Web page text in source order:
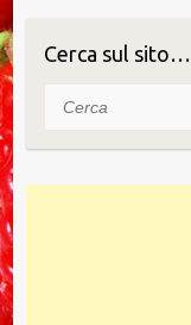
o
Cerca sul sito…
Cerca